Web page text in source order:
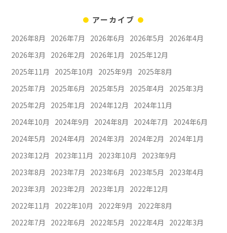
アーカイブ
2026年8月 2026年7月 2026年6月 2026年5月
2026年4月
2026年3月
2026年2月 2026年1月
2025年12月
2025年11月
2025年10月 2025年9月
2025年8月
2025年7月
2025年6月 2025年5月 2025年4月
2025年3月
2025年2月
2025年1月 2024年12月
2024年11月
2024年10月
2024年9月 2024年8月 2024年7月
2024年6月
2024年5月
2024年4月 2024年3月 2024年2月
2024年1月
2023年12月
2023年11月 2023年10月
2023年9月
2023年8月
2023年7月 2023年6月 2023年5月
2023年4月
2023年3月
2023年2月 2023年1月
2022年12月
2022年11月
2022年10月 2022年9月
2022年8月
2022年7月
2022年6月 2022年5月 2022年4月
2022年3月